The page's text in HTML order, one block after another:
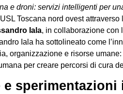
e droni: servizi intelligenti per
Toscana nord ovest attraverso
Iala, in collaborazione con
Iala ha sottolineato come
organizzazione e risorse
per creare percorsi di cura
e sperimentazioni